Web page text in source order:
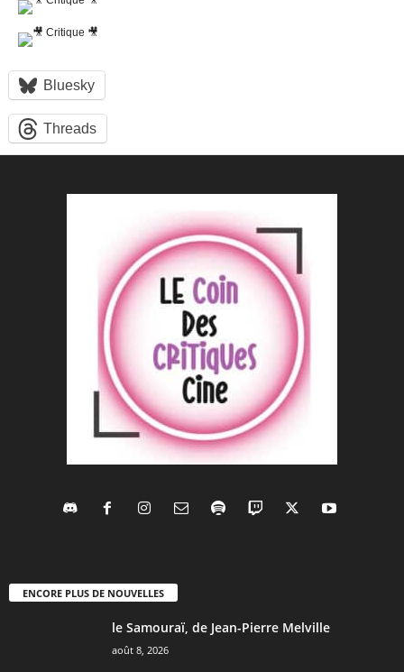
Bluesky
Threads
ENCORE PLUS DE NOUVELLES
le Samouraï, de Jean-Pierre Melville
août 8, 2026